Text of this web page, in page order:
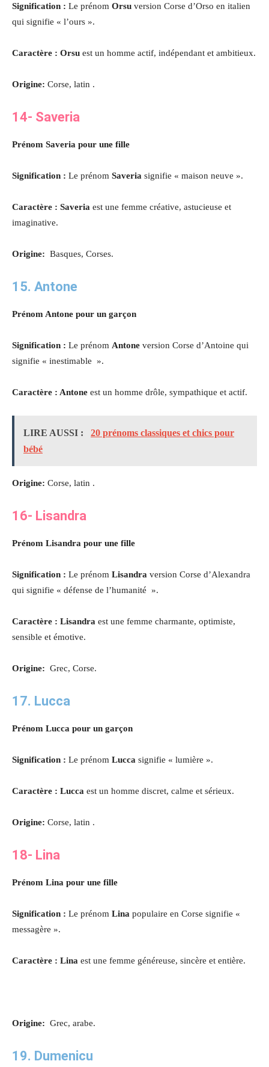
Signification : Le prénom Orsu version Corse d’Orso en italien
qui signifie « l’ours ».
Caractère : Orsu est un homme actif, indépendant et ambitieux.
Origine: Corse, latin .
14- Saveria
Prénom Saveria pour une fille
Signification : Le prénom Saveria signifie « maison neuve ».
Caractère : Saveria est une femme créative, astucieuse et
imaginative.
Origine: Basques, Corses.
15. Antone
Prénom Antone pour un garçon
Signification : Le prénom Antone version Corse d’Antoine qui
signifie « inestimable ».
Caractère : Antone est un homme drôle, sympathique et actif.
LIRE AUSSI :
20 prénoms classiques et chics pour
bébé
Origine: Corse, latin .
16- Lisandra
Prénom Lisandra pour une fille
Signification : Le prénom Lisandra version Corse d’Alexandra
qui signifie « défense de l’humanité ».
Caractère : Lisandra est une femme charmante, optimiste,
sensible et émotive.
Origine: Grec, Corse.
17. Lucca
Prénom Lucca pour un garçon
Signification : Le prénom Lucca signifie « lumière ».
Caractère : Lucca est un homme discret, calme et sérieux.
Origine: Corse, latin .
18- Lina
Prénom Lina pour une fille
Signification : Le prénom Lina populaire en Corse signifie «
messagère ».
Caractère : Lina est une femme généreuse, sincère et entière.
Origine: Grec, arabe.
19. Dumenicu